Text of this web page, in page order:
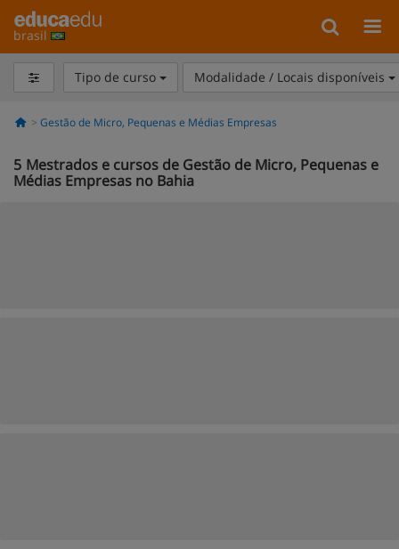
brasil
Tipo de curso Modalidade / Locais disponíveis
Gestão de Micro, Pequenas e Médias Empresas
5 Mestrados e cursos de Gestão de Micro, Pequenas e
Médias Empresas no Bahia